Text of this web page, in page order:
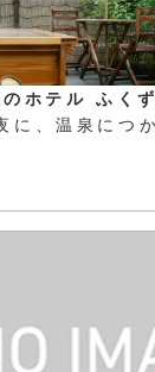
ホテル ふく
に、温泉につ